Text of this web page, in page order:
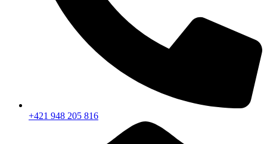
+421 948 205 816